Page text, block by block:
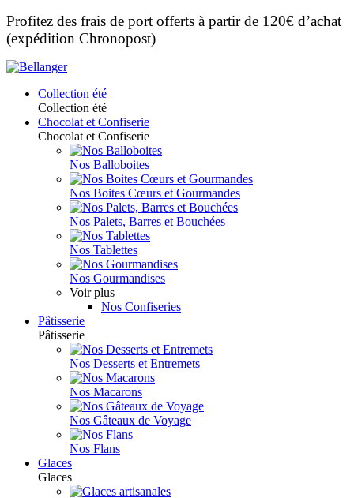
Profitez des frais de port offerts à partir de 120€ d’achat
(expédition Chronopost)
Collection été
Collection été
Chocolat et Confiserie
Chocolat et Confiserie
Nos Balloboites
Nos Boites Cœurs et Gourmandes
Nos Palets, Barres et Bouchées
Nos Tablettes
Nos Gourmandises
Voir plus
Nos Confiseries
Pâtisserie
Pâtisserie
Nos Desserts et Entremets
Nos Macarons
Nos Gâteaux de Voyage
Nos Flans
Glaces
Glaces